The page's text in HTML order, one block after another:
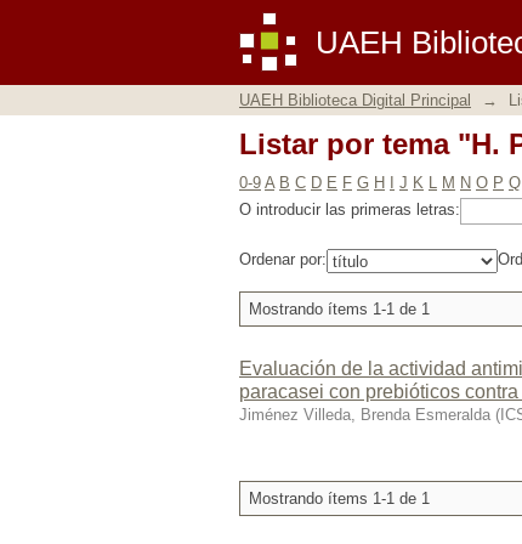
UAEH
Listar por tema "H.
UAEH Biblioteca Digital Principal →
Listar por tema "H.
0-9 A B C D E F G H J K L M N O P Q
O introducir las primeras letras:
Ordenar por:
Mostrando ítems 1-1 de 1
Evaluación de la actividad
paracasei con prebióticos
Jiménez Villeda, Brenda Esmeralda (
Mostrando ítems 1-1 de 1